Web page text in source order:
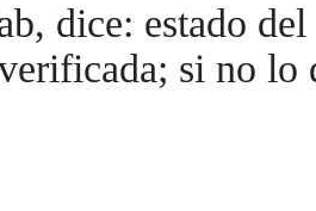
dice: estado
si no lo